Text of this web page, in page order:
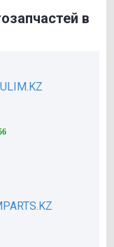
в